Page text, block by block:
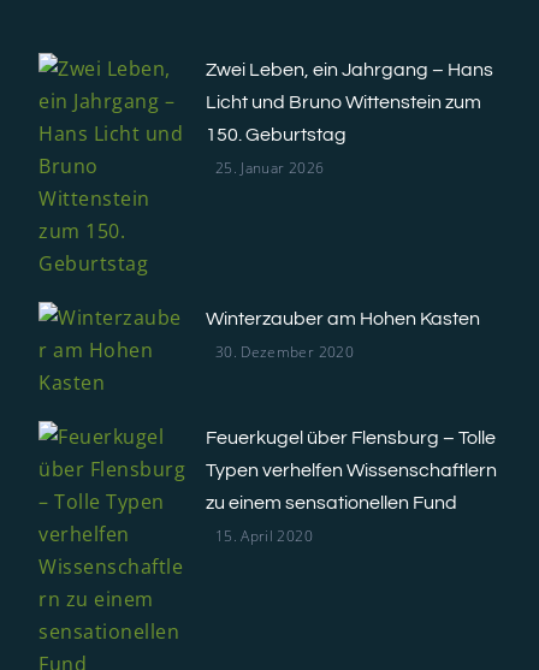
Zwei Leben, ein Jahrgang – Hans
Licht und Bruno Wittenstein zum
150. Geburtstag
25. Januar 2026
Winterzauber am Hohen Kasten
30. Dezember 2020
Feuerkugel über Flensburg – Tolle
Typen verhelfen Wissenschaftlern
zu einem sensationellen Fund
15. April 2020